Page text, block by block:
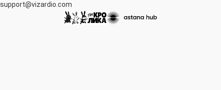
support@vizardio.com